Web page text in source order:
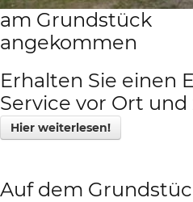
am Grundstück
angekommen
Erhalten Sie einen
Service vor Ort und
Hier weiterlesen!
Auf dem